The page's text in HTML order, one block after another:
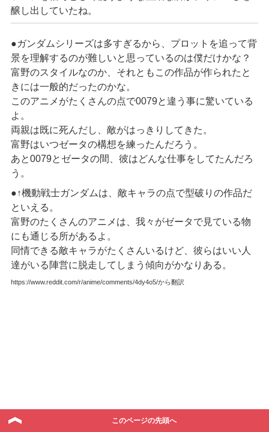
醸し出していたね。
●ガンダムシリーズは多すぎるから、プロットを追って背
景を理解するのが難しいと思っているのは僕だけかな？
富野のスタイルなのか、それともこの作品が作られたと
きには一般的だったのかな。
このアニメがたくさんの点で0079と違う事に驚いている
よ。
両親は既に死んだし、敵がはっきりしてきた。
富野はいつゼータの構想を練ったんだろう。
あと0079とゼータの間、彼はどんな仕事をしてたんだろ
う。
●↑機動戦士ガンダムは、敵キャラの点で型破りの作品だ
といえる。
富野のたくさんのアニメは、我々がゼータで見ている物
にも通じる所があるよ。
同情できる敵キャラがたくさんいるけど、彼らはいい人
達がいる陣営に脱走してしまう傾向がかなりある。
https://www.reddit.com/r/anime/comments/4dy4o5/から翻訳
このページの先頭へ